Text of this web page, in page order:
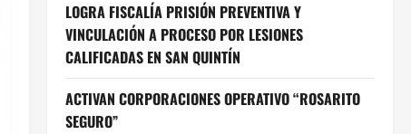
LOGRA FISCALÍA PRISIÓN PREVENTIVA Y
VINCULACIÓN A PROCESO POR LESIONES
CALIFICADAS EN SAN QUINTÍN
ACTIVAN CORPORACIONES OPERATIVO “ROSARITO
SEGURO”